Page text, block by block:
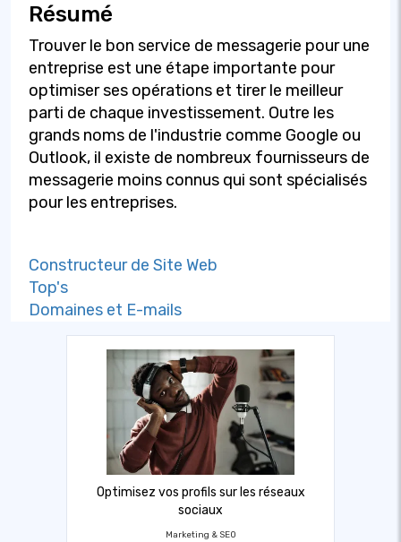
Résumé
Trouver le bon service de messagerie pour une
entreprise est une étape importante pour
optimiser ses opérations et tirer le meilleur
parti de chaque investissement. Outre les
grands noms de l'industrie comme Google ou
Outlook, il existe de nombreux fournisseurs de
messagerie moins connus qui sont spécialisés
pour les entreprises.
Constructeur de Site Web
Top's
Domaines et E-mails
Optimisez vos profils sur les réseaux
sociaux
Marketing & SEO